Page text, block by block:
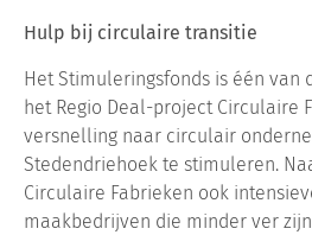
Hulp bij circulaire transitie
Het Stimuleringsfonds is één van
het Regio Deal-project Circulaire
versnelling naar circulair
Stedendriehoek te stimuleren.
Circulaire Fabrieken ook
maakbedrijven die minder ver